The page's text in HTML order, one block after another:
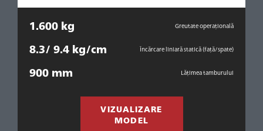
1.600 kg Greutate operațională
8.3/ 9.4 kg/cm Încărcare liniară statică (față/spate)
900 mm Lățimea tamburului
VIZUALIZARE
MODEL